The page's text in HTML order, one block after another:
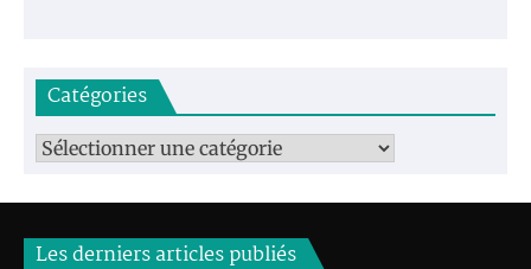
Catégories
Catégories
Les derniers articles publiés